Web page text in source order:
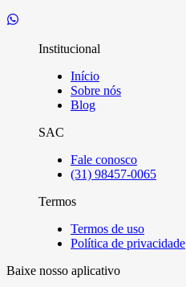
Institucional
Início
Sobre nós
Blog
SAC
Fale conosco
(31) 98457-0065
Termos
Termos de uso
Política de privacidade
Baixe nosso aplicativo